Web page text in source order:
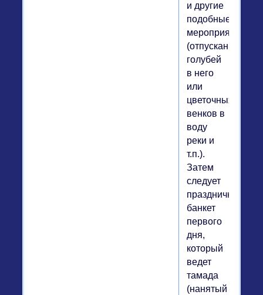
и другие
подобные
мероприятия
(отпускание
голубей
в него
или
цветочных
венков в
воду
реки и
т.п.).
Затем
следует
праздничный
банкет
первого
дня,
который
ведет
тамада
(нанятый